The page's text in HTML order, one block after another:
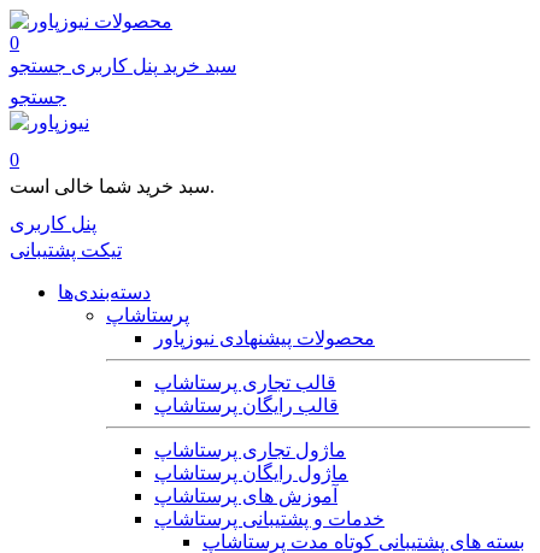
محصولات
0
سبد خرید پنل کاربری جستجو
جستجو
0
سبد خرید شما خالی است.
پنل کاربری
تیکت پشتیبانی
دسته‌بندی‌ها
پرستاشاپ
محصولات پیشنهادی نیوزپاور
قالب تجاری پرستاشاپ
قالب رایگان پرستاشاپ
ماژول تجاری پرستاشاپ
ماژول رایگان پرستاشاپ
آموزش های پرستاشاپ
خدمات و پشتیبانی پرستاشاپ
بسته های پشتیبانی کوتاه مدت پرستاشاپ